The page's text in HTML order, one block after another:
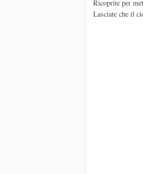
Ricoprite per
Lasciate che il